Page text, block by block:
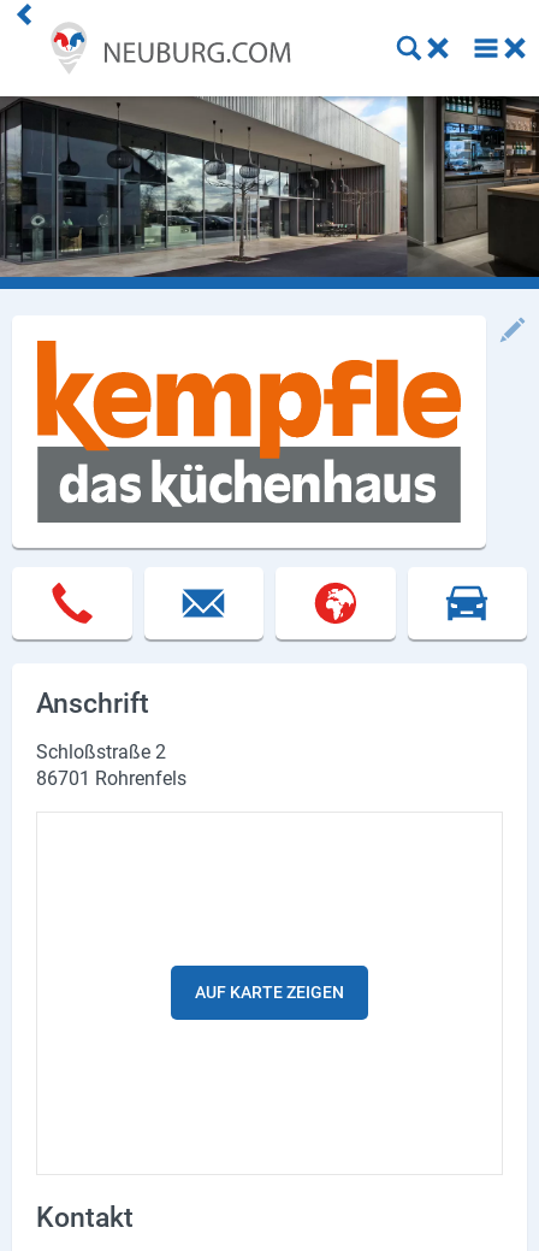
Anschrift
Schloßstraße 2
86701 Rohrenfels
AUF KARTE ZEIGEN
Kontakt
Einkaufen
Handwerk
Gastronomie
Dienstleistung
Gesundheit
Freizeit
Stellenanzeigen
Online Shops
Lieferdienste
Premium
Angebote
Aktuelles
Firmen